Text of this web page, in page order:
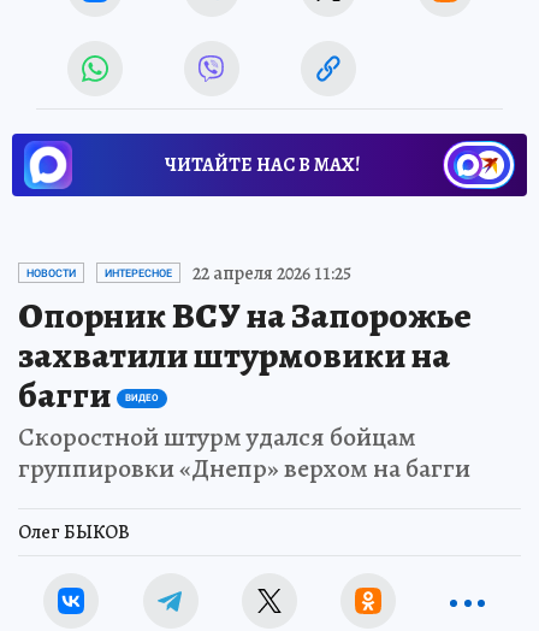
ЧИТАЙТЕ НАС В МАХ!
НОВОСТИ ИНТЕРЕСНОЕ 22 апреля 2026 11:25
Опорник ВСУ на Запорожье
захватили штурмовики на
багги
ВИДЕО
Скоростной штурм удался бойцам
группировки «Днепр» верхом на багги
Олег БЫКОВ